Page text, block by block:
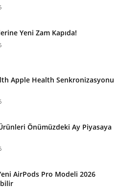
Yeni Zam Kapıda!
Apple Health Senkronizasyonu
Önümüzdeki Ay Piyasaya
AirPods Pro Modeli 2026